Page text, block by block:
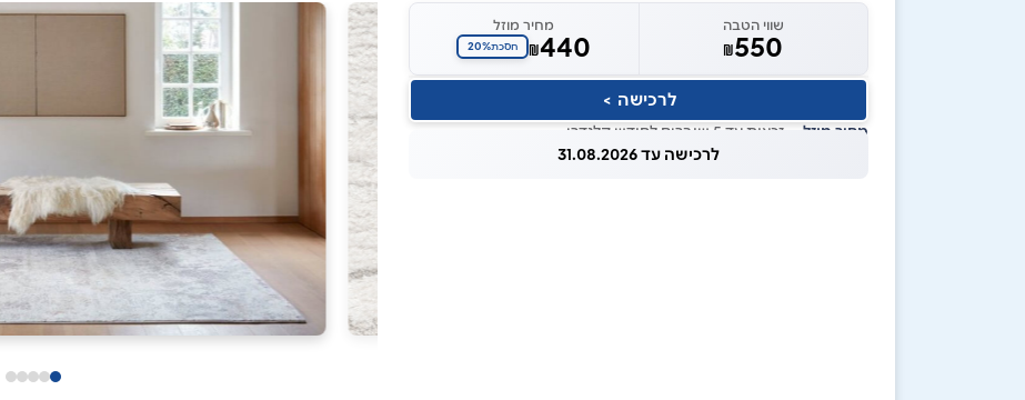
שווי הטבה
₪550
מחיר מוזל
₪440 חסכת20%
לרכישה >
מחיר מוזל — זכאות עד 5 שוברים לחודש קלנדרי
לרכישה עד 31.08.2026